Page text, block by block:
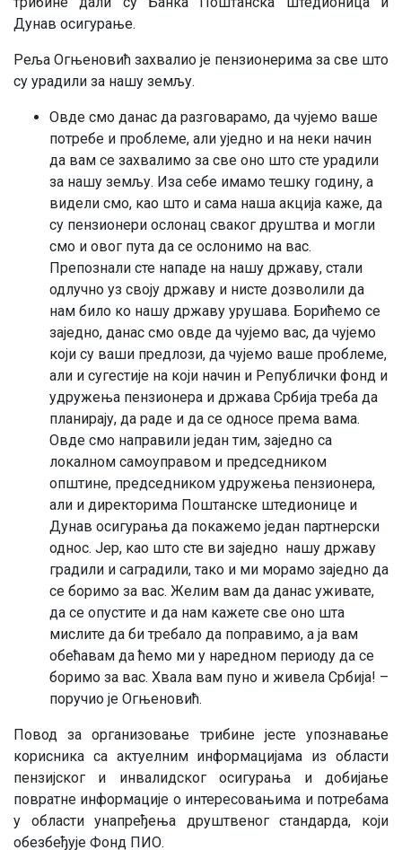
Дунав осигурање.
Реља Огњеновић захвалио је пензионерима за све што
су урадили за нашу земљу.
Овде смо данас да разговарамо, да чујемо ваше
потребе и проблеме, али уједно и на неки начин
да вам се захвалимо за све оно што сте урадили
за нашу земљу. Иза себе имамо тешку годину, а
видели смо, као што и сама наша акција каже, да
су пензионери ослонац сваког друштва и могли
смо и овог пута да се ослонимо на вас.
Препознали сте нападе на нашу државу, стали
одлучно уз своју државу и нисте дозволили да
нам било ко нашу државу урушава. Борићемо се
заједно, данас смо овде да чујемо вас, да чујемо
који су ваши предлози, да чујемо ваше проблеме,
али и сугестије на који начин и Републички фонд и
удружења пензионера и држава Србија треба да
планирају, да раде и да се односе према вама.
Овде смо направили један тим, заједно са
локалном самоуправом и председником
општине, председником удружења пензионера,
али и директорима Поштанске штедионице и
Дунав осигурања да покажемо један партнерски
однос. Јер, као што сте ви заједно нашу државу
градили и саградили, тако и ми морамо заједно да
се боримо за вас. Желим вам да данас уживате,
да се опустите и да нам кажете све оно шта
мислите да би требало да поправимо, а ја вам
обећавам да ћемо ми у наредном периоду да се
боримо за вас. Хвала вам пуно и живела Србија! –
поручио је Огњеновић.
Повод за организовање трибине јесте упознавање
корисника са актуелним информацијама из области
пензијског и инвалидског осигурања и добијање
повратне информације o интересовањима и потребама
у области унапређења друштвеног стандарда, који
обезбеђује Фонд ПИО.